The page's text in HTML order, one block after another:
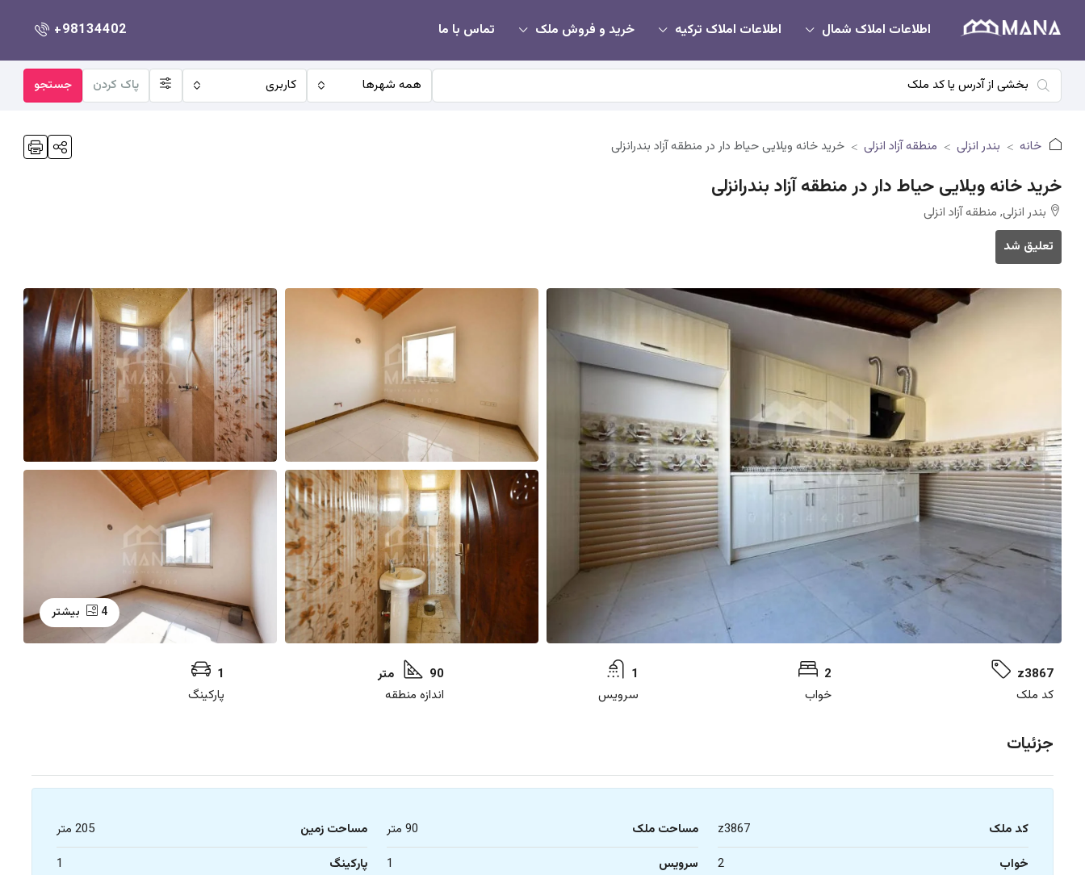
اطلاعات املاک شمال اطلاعات املاک ترکیه خرید و فروش ملک تماس با ما +98134402
همه شهرها کاربری پاک کردن جستجو
خانه بندر انزلی منطقه آزاد انزلی خرید خانه ویلایی حیاط دار در منطقه آزاد بندرانزلی
خرید خانه ویلایی حیاط دار در منطقه آزاد بندرانزلی
بندر انزلی, منطقه آزاد انزلی
تعلیق شد
4 بیشتر
z3867
کد ملک
2
خواب
1
سرویس
90 متر
اندازه منطقه
1
پارکینگ
جزئیات
کد ملک z3867 مساحت ملک 90 متر مساحت زمین
205 متر
خواب
2 سرویس 1 پارکینگ
1